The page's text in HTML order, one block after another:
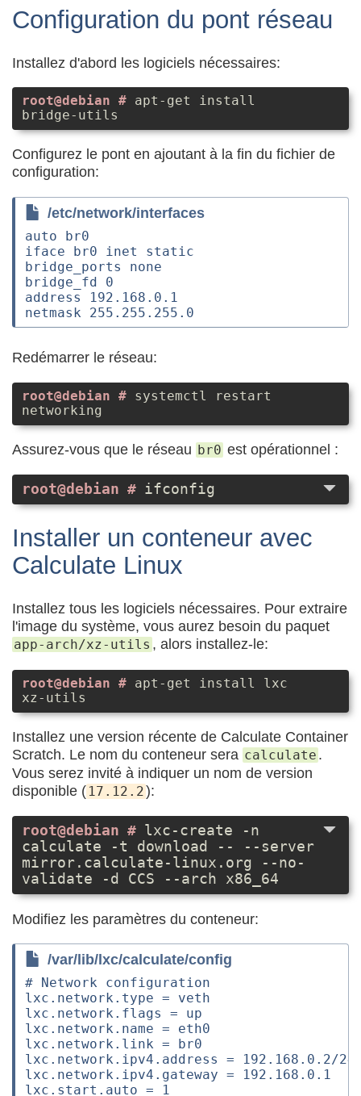
Configuration du pont réseau
Installez d'abord les logiciels nécessaires:
apt-get install
bridge-utils
Configurez le pont en ajoutant à la fin du fichier de
configuration:
/etc/network/interfaces
auto br0
iface br0 inet static
bridge_ports none
bridge_fd 0
address 192.168.0.1
Redémarrer le réseau:
systemctl restart
networking
Assurez-vous que le réseau br0 est opérationnel :
ifconfig
Installer un conteneur avec
Calculate Linux
Installez tous les logiciels nécessaires. Pour extraire
l'image du système, vous aurez besoin du paquet
app-arch/xz-utils , alors installez-le:
apt-get install lxc
xz-utils
Installez une version récente de Calculate Container
Scratch. Le nom du conteneur sera calculate .
Vous serez invité à indiquer un nom de version
disponible ( 17.12.2):
lxc-create -n
calculate -t download -- --server
mirror.calculate-linux.org --no-
validate -d CCS --arch x86_64
Modifiez les paramètres du conteneur:
/var/lib/lxc/calculate/config
# Network configuration
lxc.network.type = veth
lxc.network.flags = up
lxc.network.name = eth0
lxc.network.link = br0
lxc.network.ipv4.address = 192.168.0.2/24
lxc.network.ipv4.gateway = 192.168.0.1